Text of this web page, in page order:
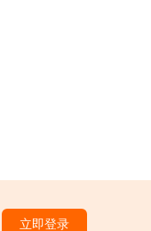
立即登录